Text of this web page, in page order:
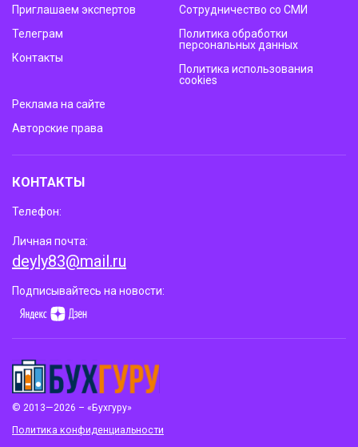
© 2013—2026 – «Бухгуру»
Политика конфиденциальности
Приглашаем экспертов
Телеграм
Контакты
Сотрудничество со СМИ
Политика обработки
персональных данных
Политика использования
cookies
Реклама на сайте
Авторские права
КОНТАКТЫ
Телефон:
Личная почта:
deyly83@mail.ru
Подписывайтесь на новости: